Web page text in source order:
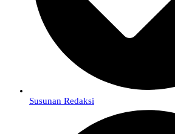
Susunan Redaksi